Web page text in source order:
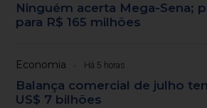
Ninguém acerta Mega-Sena;
para R$ 165 milhões
Economia Há 5 horas
Balança comercial de julho
US$ 7 bilhões